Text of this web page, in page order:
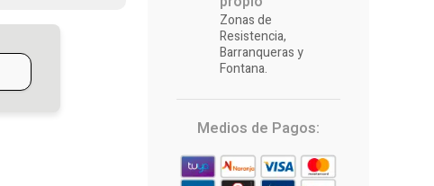
Zonas de
Resistencia,
Barranqueras y
Fontana.
Medios de Pagos: